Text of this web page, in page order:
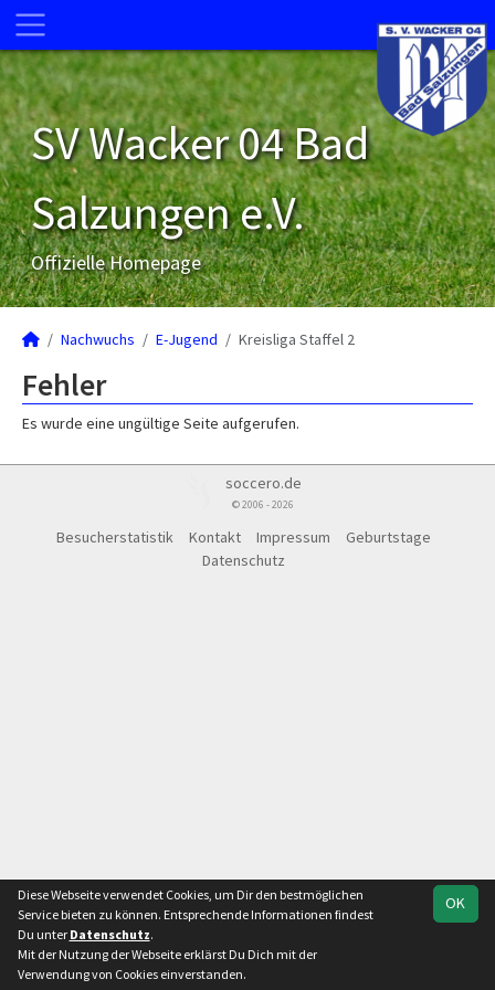
SV Wacker 04 Bad
Salzungen e.V.
Offizielle Homepage
Nachwuchs E-Jugend Kreisliga Staffel 2
Team Kreisliga Staffel 2
Fehler
Es wurde eine ungültige Seite aufgerufen.
soccero.de
© 2006 - 2026
Besucherstatistik Kontakt Impressum
Geburtstage
Datenschutz
OK
Diese Webseite verwendet Cookies, um Dir den bestmöglichen
Service bieten zu können. Entsprechende Informationen findest
Du unter Datenschutz.
Mit der Nutzung der Webseite erklärst Du Dich mit der
Verwendung von Cookies einverstanden.